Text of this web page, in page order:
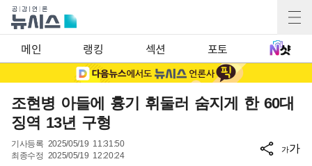
메인 랭킹 섹션 포토
조현병 아들에 흉기 휘둘러 숨지게 한 60대
징역 13년 구형
기사등록 2025/05/19 11:31:50
최종수정 2025/05/19 12:20:24
가가